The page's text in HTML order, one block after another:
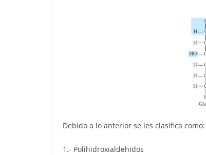
Debido a lo anterior se les clasifica como:
1.- Polihidroxialdehidos